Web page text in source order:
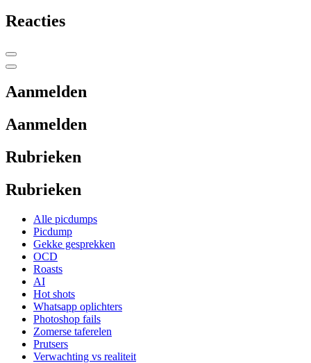
Reacties
Aanmelden
Aanmelden
Rubrieken
Rubrieken
Alle picdumps
Picdump
Gekke gesprekken
OCD
Roasts
AI
Hot shots
Whatsapp oplichters
Photoshop fails
Zomerse taferelen
Prutsers
Verwachting vs realiteit